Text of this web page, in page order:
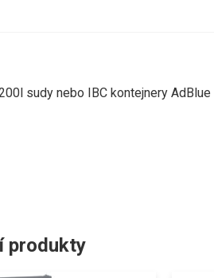
sudy nebo IBC kontejnery
produkty